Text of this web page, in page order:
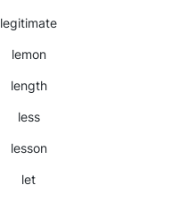
legitimate
lemon
length
less
lesson
let